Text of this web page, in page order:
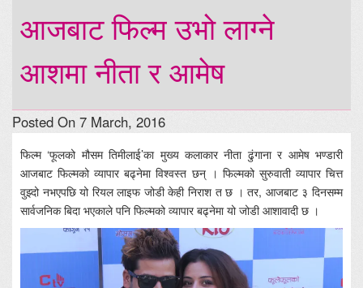
आजबाट फिल्म उभो लाग्ने
आशमा नीता र आमेष
Posted On 7 March, 2016
फिल्म ‘फूलको मौसम तिमीलाई’का मुख्य कलाकार नीता ढुंगाना र आमेष भण्डारी
आजबाट फिल्मको व्यापार बढ्नेमा विश्वस्त छन् । फिल्मको सुरुवाती व्यापार चित्त
वुझ्दो नभएपछि यो रियल लाइफ जोडी केही निराश त छ । तर, आजबाट ३ दिनसम्म
सार्वजनिक बिदा भएकाले पनि फिल्मको व्यापार बढ्नेमा यो जोडी आशावादी छ ।